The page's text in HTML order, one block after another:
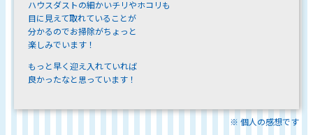
ハウスダストの細かいチリやホコリも
目に見えて取れていることが
分かるのでお掃除がちょっと
楽しみでいます！
もっと早く迎え入れていれば
良かったなと思っています！
※ 個人の感想です